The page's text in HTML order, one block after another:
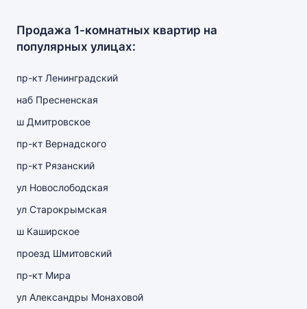
Продажа 1-комнатных квартир на
популярных улицах:
пр-кт Ленинградский
наб Пресненская
ш Дмитровское
пр-кт Вернадского
пр-кт Рязанский
ул Новослободская
ул Старокрымская
ш Каширское
проезд Шмитовский
пр-кт Мира
ул Александры Монаховой